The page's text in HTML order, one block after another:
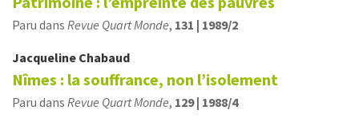
Paru dans Revue Quart Monde, 131 | 1989/2
Jacqueline Chabaud
Nîmes : la souffrance, non l’isolement
Paru dans Revue Quart Monde, 129 | 1988/4